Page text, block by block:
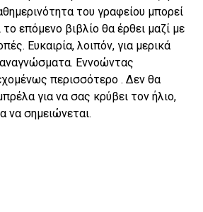
του γραφείου μπορεί
το επόμενο βιβλίο θα έρθει μαζί με
Ευκαιρία, λοιπόν, για μερικά
Εννοώντας
περισσότερο . Δεν θα
για να σας κρύβει τον ήλιο,
να σημειώνεται.